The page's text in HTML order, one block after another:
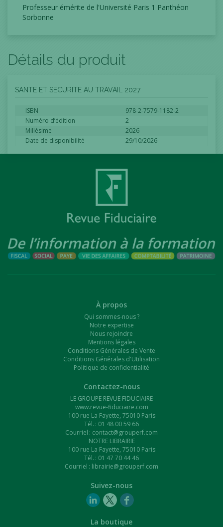
Professeur émérite de l'Université Paris 1 Panthéon
Sorbonne
Détails du produit
SANTE ET SECURITE AU TRAVAIL 2027
ISBN
978-2-7579-1182-2
Numéro d’édition
2
Millésime
2026
Date de disponibilité
29/10/2026
À propos
Qui sommes-nous ?
Notre expertise
Nous rejoindre
Mentions légales
Conditions Générales de Vente
Conditions Générales d'Utilisation
Politique de confidentialité
Contactez-nous
LE GROUPE REVUE FIDUCIAIRE
www.revue-fiduciaire.com
100 rue La Fayette, 75010 Paris
Tél. : 01 48 00 59 66
Courriel : contact@grouperf.com
NOTRE LIBRAIRIE
100 rue La Fayette, 75010 Paris
Tél. : 01 47 70 44 46
Courriel : librairie@grouperf.com
Suivez-nous
La boutique